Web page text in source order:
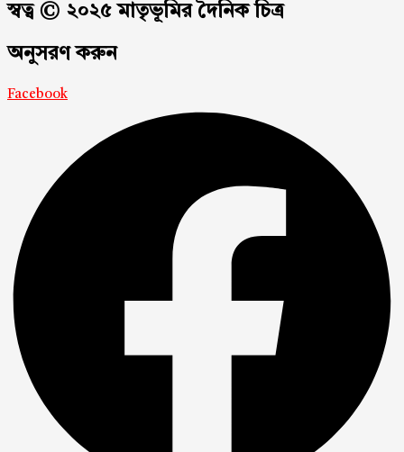
স্বত্ব © ২০২৫ মাতৃভূমির দৈনিক চিত্র
অনুসরণ করুন
Facebook